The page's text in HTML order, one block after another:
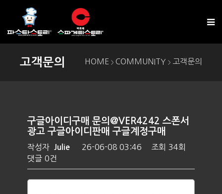
고객문의 HOME > COMMUNITY > 고객문의
구글아이디구매 문의@VER4242 스폰서
광고 구글아이디판매 구글계정구매
작성자 Julie 26-06-08 03:46 조회 34회
댓글 0건